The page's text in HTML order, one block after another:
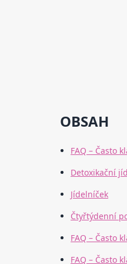
OBSAH
FAQ – Často
Detoxikační
Jídelníček
Čtyřtýdenní
FAQ – Často
FAQ – Často